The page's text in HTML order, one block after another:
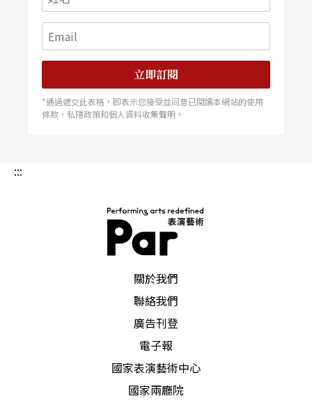
立即訂閱
*通過遞交此表格，即表示您接受並同意已閱讀本網站的使用
條款，私隱政策和個人資料收集聲明。
:::
關於我們
聯絡我們
廣告刊登
電子報
國家表演藝術中心
國家兩廳院